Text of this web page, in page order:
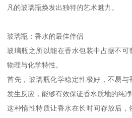
凡的玻璃瓶焕发出独特的艺术魅力。
玻璃瓶：香水的最佳伴侣
玻璃瓶之所以能在香水包装中占据不
物理与化学特性。
首先，玻璃瓶化学稳定性极好，不易
发生反应，能够有效保证香水质地的纯净
这种惰性特质让香水在长时间存放后